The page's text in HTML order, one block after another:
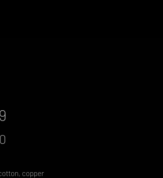
copper